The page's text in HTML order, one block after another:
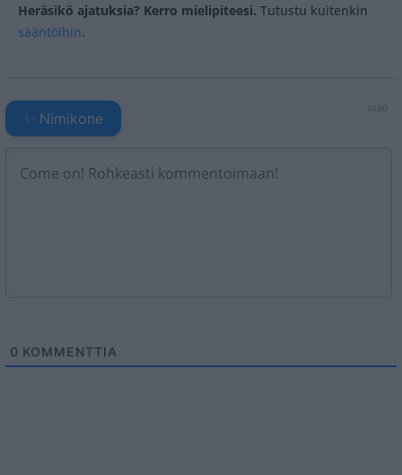
Heräsikö ajatuksia? Kerro mielipiteesi. Tutustu kuitenkin
sääntöihin.
5000
✨ Nimikone
0 KOMMENTTIA